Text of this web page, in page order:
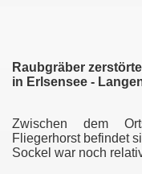
Raubgräber
in Erlsensee -
Zwischen dem
Fliegerhorst befindet
Sockel war noch